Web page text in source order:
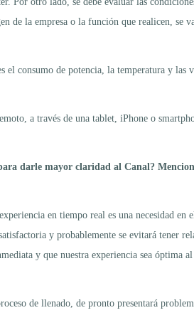
de la empresa o la función que realicen, se
el consumo de potencia, la temperatura y las
a través de una tablet, iPhone o
darle mayor claridad al Canal?
en tiempo real es una necesidad en
y probablemente se evitará tener
y que nuestra experiencia sea óptima
de llenado, de pronto presentará